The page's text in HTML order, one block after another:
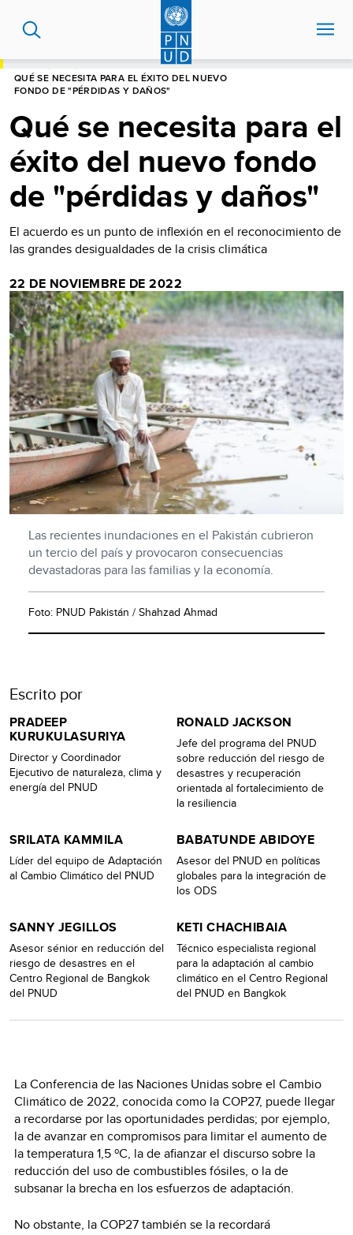
contenido
principal
QUÉ SE NECESITA PARA EL ÉXITO DEL NUEVO
FONDO DE "PÉRDIDAS Y DAÑOS"
Qué se necesita para el
éxito del nuevo fondo
de "pérdidas y daños"
El acuerdo es un punto de inflexión en el reconocimiento de
las grandes desigualdades de la crisis climática
22 DE NOVIEMBRE DE 2022
Las recientes inundaciones en el Pakistán cubrieron
un tercio del país y provocaron consecuencias
devastadoras para las familias y la economía.
Foto: PNUD Pakistán / Shahzad Ahmad
Escrito por
PRADEEP
KURUKULASURIYA
Director y Coordinador
Ejecutivo de naturaleza, clima y
energía del PNUD
RONALD JACKSON
Jefe del programa del PNUD
sobre reducción del riesgo de
desastres y recuperación
orientada al fortalecimiento de
la resiliencia
SRILATA KAMMILA
Líder del equipo de Adaptación
al Cambio Climático del PNUD
BABATUNDE ABIDOYE
Asesor del PNUD en políticas
globales para la integración de
los ODS
SANNY JEGILLOS
Asesor sénior en reducción del
riesgo de desastres en el
Centro Regional de Bangkok
del PNUD
KETI CHACHIBAIA
Técnico especialista regional
para la adaptación al cambio
climático en el Centro Regional
del PNUD en Bangkok
La Conferencia de las Naciones Unidas sobre el Cambio
Climático de 2022, conocida como la COP27, puede llegar
a recordarse por las oportunidades perdidas; por ejemplo,
la de avanzar en compromisos para limitar el aumento de
la temperatura 1,5 ºC, la de afianzar el discurso sobre la
reducción del uso de combustibles fósiles, o la de
subsanar la brecha en los esfuerzos de adaptación.
No obstante, la COP27 también se la recordará